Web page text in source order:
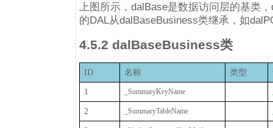
上图所示，dalBase是数据访问层的基类
的DAL从dalBaseBusiness类继承，如
4.5.2 dalBaseBusiness类
ID 名称 类型
1 _SummaryKeyName
2 _SummaryTableName